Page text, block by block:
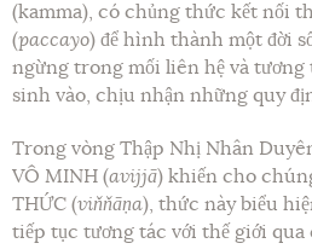
(kamma), có chủng thức kết nối
(paccayo) để hình thành một đời
ngừng trong mối liên hệ và tương
sinh vào, chịu nhận những quy
Trong vòng Thập Nhị Nhân
VÔ MINH (avijjā) khiến cho
THỨC (viňňāṇa), thức này biểu
tiếp tục tương tác với thế giới qua